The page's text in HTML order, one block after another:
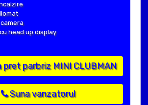
head up display
parbriz MINI CLUBMAN
Suna vanzatorul